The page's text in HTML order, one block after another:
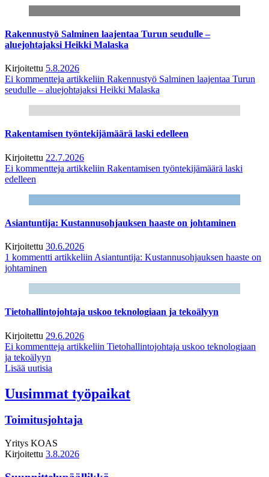
Rakennustyö Salminen laajentaa Turun seudulle –
aluejohtajaksi Heikki Malaska
Kirjoitettu 5.8.2026
Ei kommentteja artikkeliin Rakennustyö Salminen laajentaa Turun
seudulle – aluejohtajaksi Heikki Malaska
Rakentamisen työntekijämäärä laski edelleen
Kirjoitettu 22.7.2026
Ei kommentteja artikkeliin Rakentamisen työntekijämäärä laski
edelleen
Asiantuntija: Kustannusohjauksen haaste on johtaminen
Kirjoitettu 30.6.2026
1 kommentti artikkeliin Asiantuntija: Kustannusohjauksen haaste on
johtaminen
Tietohallintojohtaja uskoo teknologiaan ja tekoälyyn
Kirjoitettu 29.6.2026
Ei kommentteja artikkeliin Tietohallintojohtaja uskoo teknologiaan
ja tekoälyyn
Lisää uutisia
Uusimmat työpaikat
Toimitusjohtaja
Yritys KOAS
Kirjoitettu 3.8.2026